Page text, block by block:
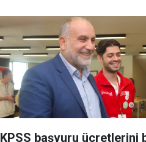
KPSS başvuru ücretlerini